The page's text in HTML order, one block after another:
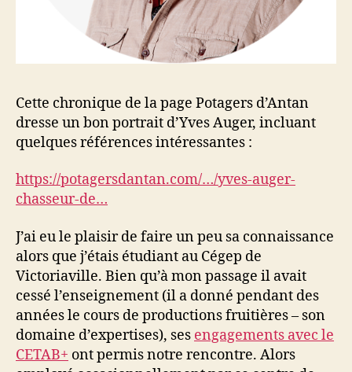
Cette chronique de la page Potagers d’Antan
dresse un bon portrait d’Yves Auger, incluant
quelques références intéressantes :
https://potagersdantan.com/…/yves-auger-
chasseur-de…
J’ai eu le plaisir de faire un peu sa connaissance
alors que j’étais étudiant au Cégep de
Victoriaville. Bien qu’à mon passage il avait
cessé l’enseignement (il a donné pendant des
années le cours de productions fruitières – son
domaine d’expertises), ses engagements avec le
CETAB+ ont permis notre rencontre. Alors